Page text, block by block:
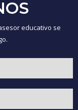
educativo se